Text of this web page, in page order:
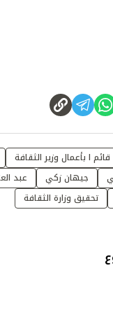
ا بأعمال وزير الثقافة
جيهان زكي
عبد
تحقيق وزارة الثقافة